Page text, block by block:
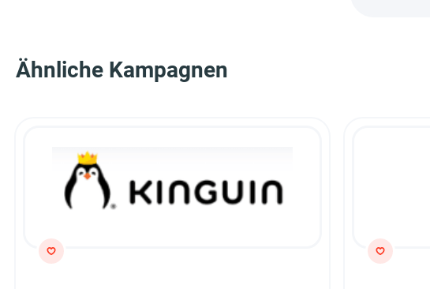
Ähnliche Kampagnen